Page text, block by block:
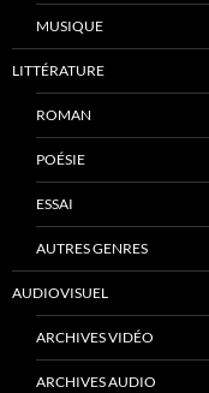
MUSIQUE
LITTÉRATURE
ROMAN
POÉSIE
ESSAI
AUTRES GENRES
AUDIOVISUEL
ARCHIVES VIDÉO
ARCHIVES AUDIO